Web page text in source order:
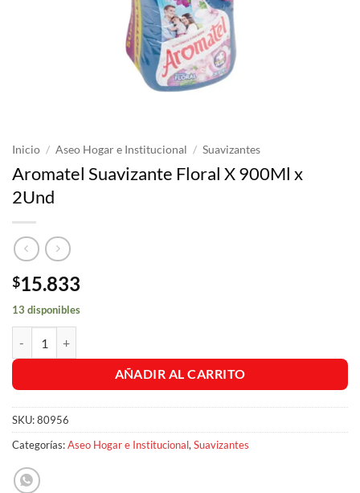
Inicio / Aseo Hogar e Institucional / Suavizantes
Aromatel Suavizante Floral X 900Ml x
2Und
$15.833
13 disponibles
AÑADIR AL CARRITO
SKU:80956
Categorías:Aseo Hogar e Institucional, Suavizantes